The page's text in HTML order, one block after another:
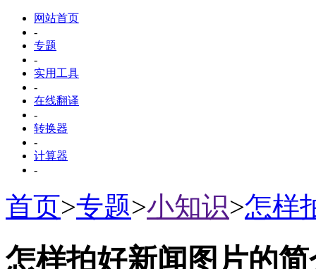
网站首页
-
专题
-
实用工具
-
在线翻译
-
转换器
-
计算器
-
首页>专题>小知识>怎样
怎样拍好新闻图片的简